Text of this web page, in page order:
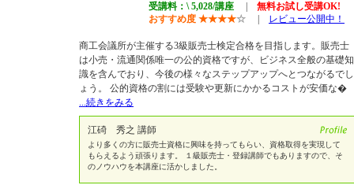
受講料：\ 5,028/講座
無料お試し受講OK!
おすすめ度 ★★★★☆ レビュー公開中！
商工会議所が主催する3級販売士検定合格を目指します。販売士
は小売・流通関係唯一の公的資格ですが、ビジネス全般の基礎知
識を含んでおり、今後の様々なステップアップへとつながるでし
ょう。 公的資格の割には受験や更新にかかるコストが安価な�
...続きをみる
江碕 秀之 講師
より多くの方に販売士資格に興味を持ってもらい、資格取得を実現して
もらえるよう頑張ります。 １級販売士・登録講師でもありますので、そ
のノウハウを本講座に活かしました。